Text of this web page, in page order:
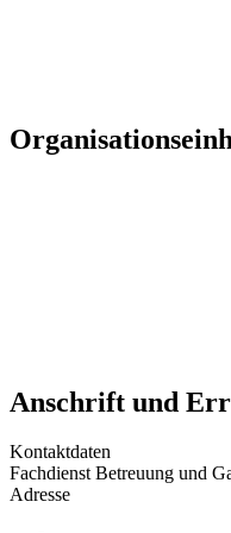
Anschrift und
Kontaktdaten
Fachdienst Betreuung und
Adresse